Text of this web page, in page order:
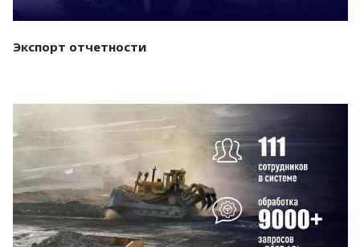
Экспорт отчетности
Смотреть проект